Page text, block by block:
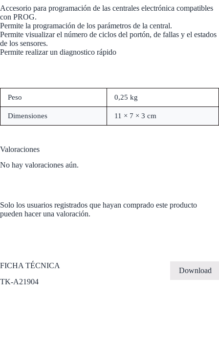
Accesorio para programación de las centrales electrónica compatibles
con PROG.
Permite la programación de los parámetros de la central.
Permite visualizar el número de ciclos del portón, de fallas y el estados
de los sensores.
Permite realizar un diagnostico rápido
Peso 0,25 kg
Dimensiones 11 × 7 × 3 cm
Valoraciones
No hay valoraciones aún.
Solo los usuarios registrados que hayan comprado este producto
pueden hacer una valoración.
FICHA TÉCNICA
Download
TK-A21904